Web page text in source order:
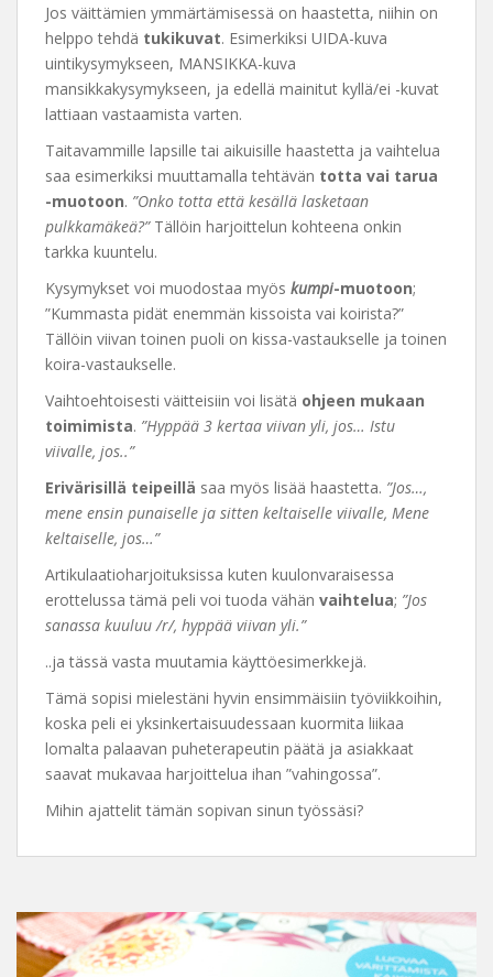
Jos väittämien ymmärtämisessä on haastetta, niihin on
helppo tehdä tukikuvat. Esimerkiksi UIDA-kuva
uintikysymykseen, MANSIKKA-kuva
mansikkakysymykseen, ja edellä mainitut kyllä/ei -kuvat
lattiaan vastaamista varten.
Taitavammille lapsille tai aikuisille haastetta ja vaihtelua
saa esimerkiksi muuttamalla tehtävän totta vai tarua
-muotoon. ”Onko totta että kesällä lasketaan
pulkkamäkeä?”Tällöin harjoittelun kohteena onkin
tarkka kuuntelu.
Kysymykset voi muodostaa myös kumpi-muotoon;
”Kummasta pidät enemmän kissoista vai koirista?”
Tällöin viivan toinen puoli on kissa-vastaukselle ja toinen
koira-vastaukselle.
Vaihtoehtoisesti väitteisiin voi lisätä ohjeen mukaan
toimimista. ”Hyppää 3 kertaa viivan yli, jos… Istu
viivalle, jos..”
Erivärisillä teipeillä saa myös lisää haastetta. ”Jos…,
mene ensin punaiselle ja sitten keltaiselle viivalle, Mene
keltaiselle, jos…”
Artikulaatioharjoituksissa kuten kuulonvaraisessa
erottelussa tämä peli voi tuoda vähän vaihtelua; ”Jos
sanassa kuuluu /r/, hyppää viivan yli.”
..ja tässä vasta muutamia käyttöesimerkkejä.
Tämä sopisi mielestäni hyvin ensimmäisiin työviikkoihin,
koska peli ei yksinkertaisuudessaan kuormita liikaa
lomalta palaavan puheterapeutin päätä ja asiakkaat
saavat mukavaa harjoittelua ihan ”vahingossa”.
Mihin ajattelit tämän sopivan sinun työssäsi?